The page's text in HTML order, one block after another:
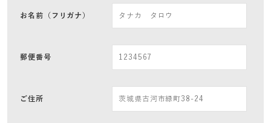
お名前（フリガナ）
郵便番号
ご住所